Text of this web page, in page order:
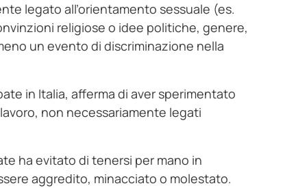
legato all’orientamento sessuale (es.
religiose o idee politiche, genere,
un evento di discriminazione nella
in Italia, afferma di aver sperimentato
non necessariamente legati
ha evitato di tenersi per mano in
aggredito, minacciato o molestato.